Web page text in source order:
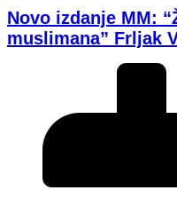
Novo izdanje MM:
muslimana” Frljak